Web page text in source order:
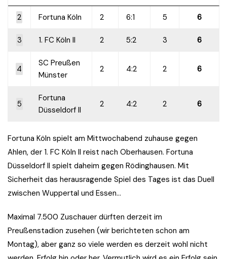
2 Fortuna Köln 2 6:1 5 6
3 1. FC Köln II 2 5:2 3 6
4
SC Preußen
Münster
2 4:2 2 6
5
Fortuna
Düsseldorf II
2 4:2 2 6
Fortuna Köln spielt am Mittwochabend zuhause gegen
Ahlen, der 1. FC Köln II reist nach Oberhausen. Fortuna
Düsseldorf II spielt daheim gegen Rödinghausen. Mit
Sicherheit das herausragende Spiel des Tages ist das Duell
zwischen Wuppertal und Essen…
Maximal 7.500 Zuschauer dürften derzeit im
Preußenstadion zusehen (wir berichteten schon am
Montag), aber ganz so viele werden es derzeit wohl nicht